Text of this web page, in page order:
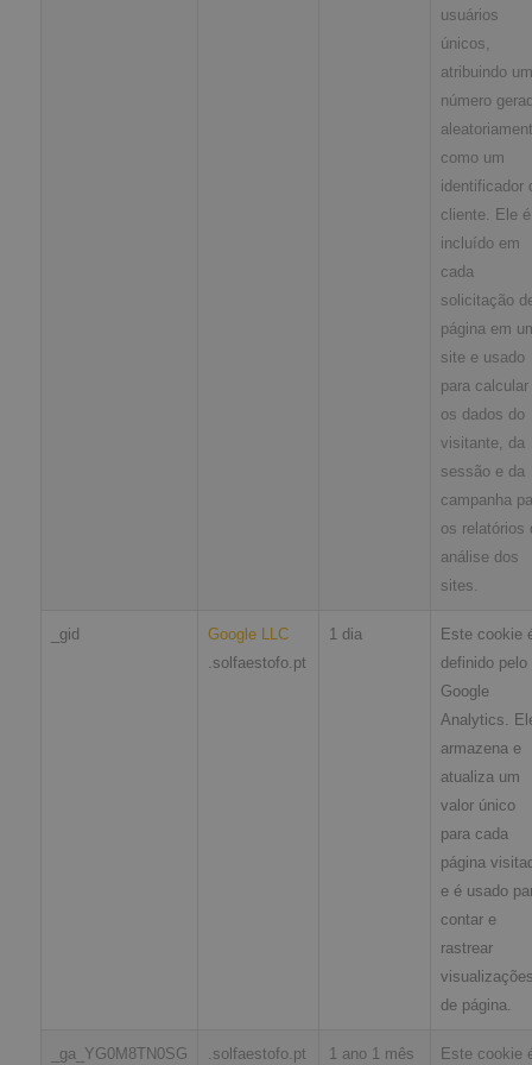
usuários
únicos,
atribuindo um
número
como um
identificador
cliente. Ele é
incluído em
cada
solicitação
página em
site e usado
para calcular
os dados do
visitante, da
sessão e da
campanha
os relatórios
análise dos
sites.
_gid
Google LLC
.solfaestofo.pt
1 dia
Este cookie
definido pelo
Google
Analytics.
armazena e
atualiza um
valor único
para cada
página
e é usado
contar e
rastrear
de página.
_ga_YG0M8TN0SG .solfaestofo.pt 1 ano 1 mês Este cookie